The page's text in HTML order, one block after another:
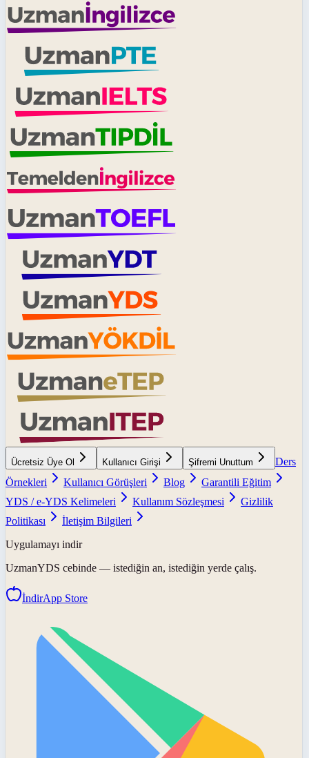
Ücretsiz Üye Ol Kullanıcı Girişi Şifremi Unuttum
Ders
Örnekleri
Kullanıcı Görüşleri Blog
Garantili Eğitim
YDS / e-YDS Kelimeleri
Kullanım Sözleşmesi
Gizlilik
Politikası
İletişim Bilgileri
Uygulamayı indir
UzmanYDS cebinde — istediğin an, istediğin yerde çalış.
İndirApp Store